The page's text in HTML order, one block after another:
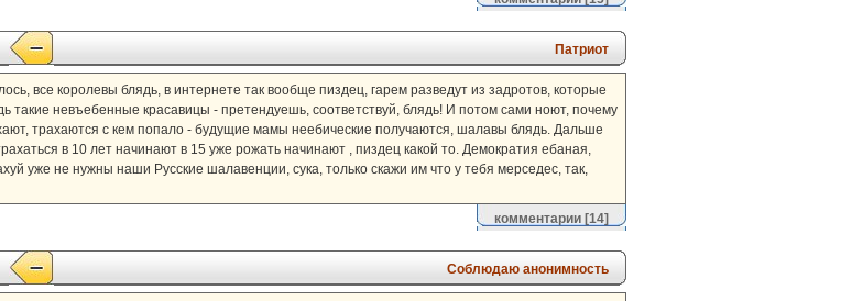
Патриот
все королевы блядь, в интернете так вообще пиздец, гарем разведут из задротов, которые
такие невъебенные красавицы - претендуешь, соответствуй, блядь! И потом сами ноют, почему
трахаются с кем попало - будущие мамы неебические получаются, шалавы блядь. Дальше
в 10 лет начинают в 15 уже рожать начинают , пиздец какой то. Демократия ебаная,
уже не нужны наши Русские шалавенции, сука, только скажи им что у тебя мерседес, так,
комментарии [14]
Соблюдаю анонимность